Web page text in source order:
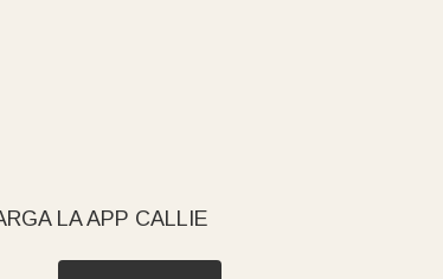
LA APP CALLIE